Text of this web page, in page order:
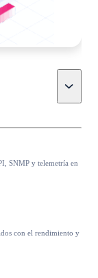
Toggle
SNMP y telemetría en
con el rendimiento y